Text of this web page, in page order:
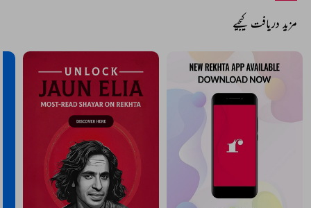
مزید دریافت کیجیے